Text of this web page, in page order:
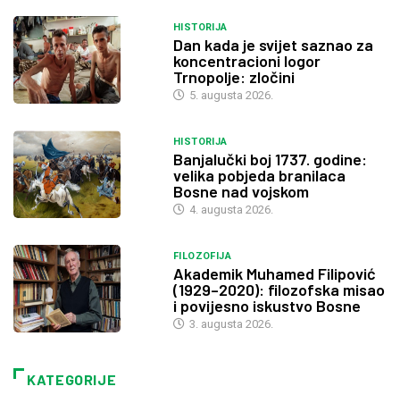
HISTORIJA
Dan kada je svijet saznao za
koncentracioni logor
Trnopolje: zločini
5. augusta 2026.
HISTORIJA
Banjalučki boj 1737. godine:
velika pobjeda branilaca
Bosne nad vojskom
4. augusta 2026.
FILOZOFIJA
Akademik Muhamed Filipović
(1929–2020): filozofska misao
i povijesno iskustvo Bosne
3. augusta 2026.
KATEGORIJE